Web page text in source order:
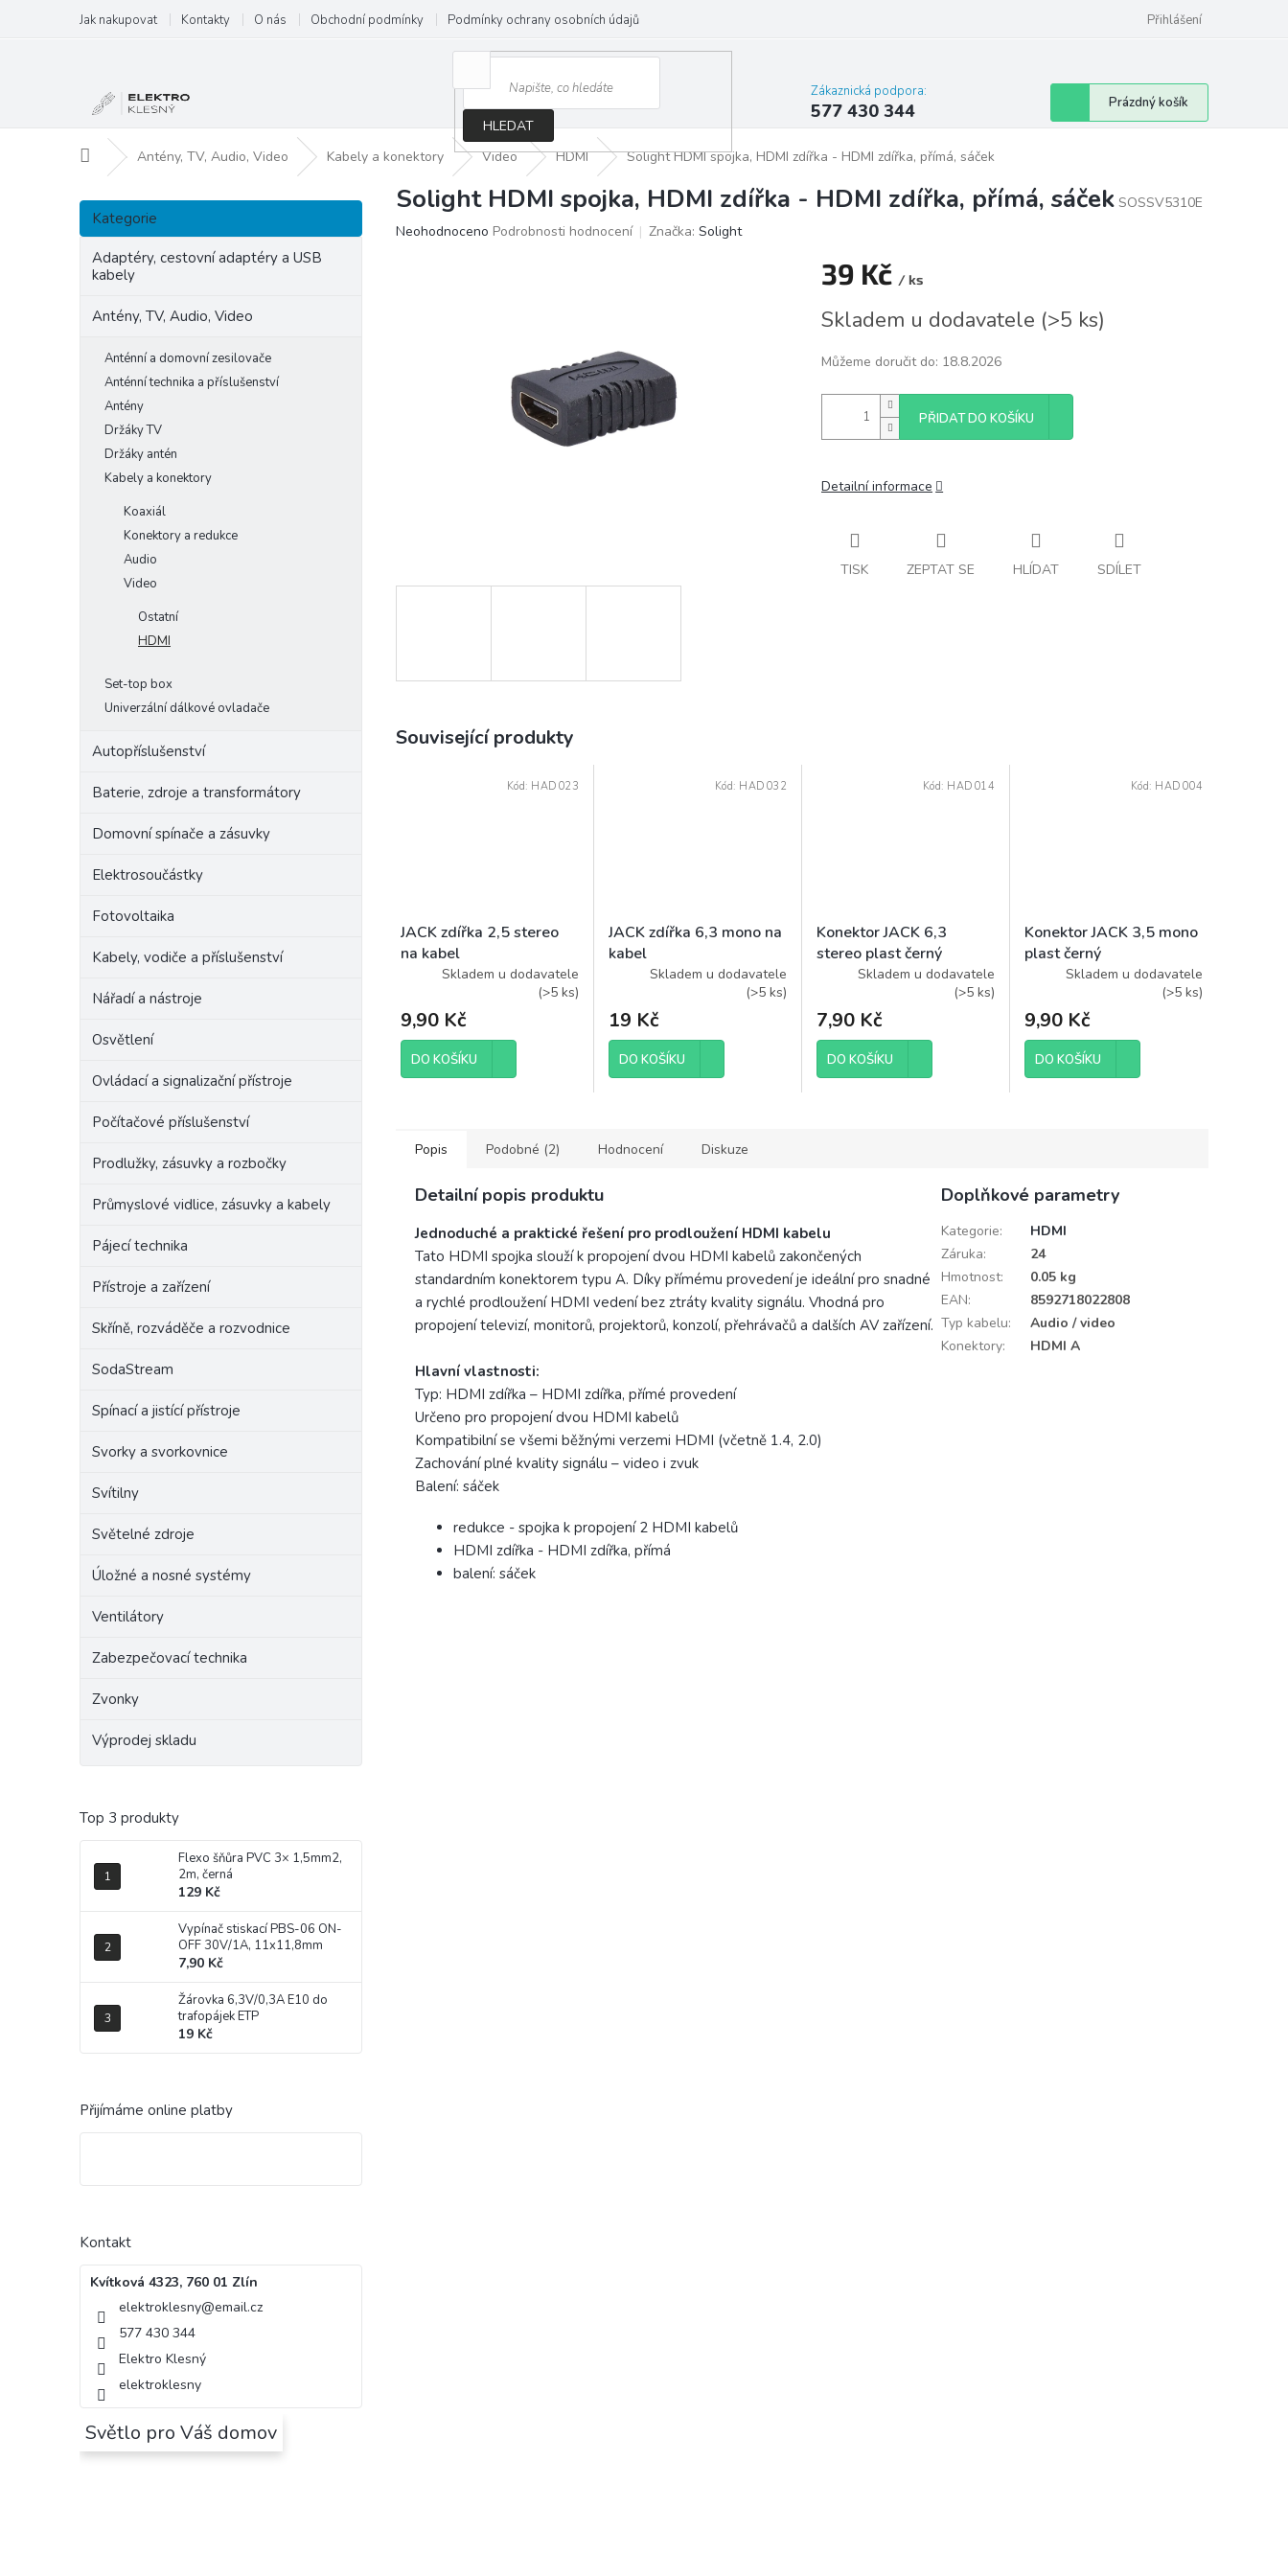
obsah
Jak nakupovat Kontakty O nás Obchodní podmínky Podmínky ochrany osobních údajů Přihlášení
HLEDAT
Zákaznická podpora:
577 430 344
Nákupní
košík
Prázdný košík
Domů Antény, TV, Audio, Video Kabely a konektory Video HDMI Solight HDMI spojka, HDMI zdířka - HDMI zdířka, přímá, sáček
P
s
Přeskočit
kategorie
Kategorie
Adaptéry, cestovní adaptéry a USB
kabely
Antény, TV, Audio, Video
Anténní a domovní zesilovače
Anténní technika a příslušenství
Antény
Držáky TV
Držáky antén
Kabely a konektory
Koaxiál
Konektory a redukce
Audio
Video
Ostatní
HDMI
Set-top box
Univerzální dálkové ovladače
Autopříslušenství
Baterie, zdroje a transformátory
Domovní spínače a zásuvky
Elektrosoučástky
Fotovoltaika
Kabely, vodiče a příslušenství
Nářadí a nástroje
Osvětlení
Ovládací a signalizační přístroje
Počítačové příslušenství
Prodlužky, zásuvky a rozbočky
Průmyslové vidlice, zásuvky a kabely
Pájecí technika
Přístroje a zařízení
Skříně, rozváděče a rozvodnice
SodaStream
Spínací a jistící přístroje
Svorky a svorkovnice
Svítilny
Světelné zdroje
Úložné a nosné systémy
Ventilátory
Zabezpečovací technika
Zvonky
Výprodej skladu
Top 3 produkty
Flexo šňůra PVC 3× 1,5mm2,
2m, černá
129 Kč
Vypínač stiskací PBS-06 ON-
OFF 30V/1A, 11x11,8mm
7,90 Kč
Žárovka 6,3V/0,3A E10 do
trafopájek ETP
19 Kč
Přijímáme online platby
Kontakt
Kvítková 4323, 760 01 Zlín
elektroklesny@email.cz
577 430 344
Elektro Klesný
elektroklesny
Světlo pro Váš domov
Solight HDMI spojka, HDMI zdířka - HDMI zdířka, přímá, sáček SOSSV5310E
Průměrné
Neohodnoceno Podrobnosti hodnocení Značka: Solight
39 Kč / ks
cena:
Skladem u dodavatele (>5 ks)
Můžeme doručit do: 18.8.2026
PŘIDAT DO KOŠÍKU
Detailní informace
TISK ZEPTAT SE HLÍDAT SDÍLET
Související produkty
JACK zdířka 2,5 stereo
na kabel
Skladem u dodavatele
(>5 ks)
9,90 Kč
DO KOŠÍKU
Kód: HAD023
JACK zdířka 6,3 mono na
kabel
Skladem u dodavatele
(>5 ks)
19 Kč
DO KOŠÍKU
Kód: HAD032
Konektor JACK 6,3
stereo plast černý
Skladem u dodavatele
(>5 ks)
7,90 Kč
DO KOŠÍKU
Kód: HAD014
Konektor JACK 3,5 mono
plast černý
Skladem u dodavatele
(>5 ks)
9,90 Kč
DO KOŠÍKU
Kód: HAD004
Popis Podobné (2) Hodnocení Diskuze
Detailní popis produktu
Jednoduché a praktické řešení pro prodloužení HDMI kabelu
Tato HDMI spojka slouží k propojení dvou HDMI kabelů zakončených
standardním konektorem typu A. Díky přímému provedení je ideální pro snadné
a rychlé prodloužení HDMI vedení bez ztráty kvality signálu. Vhodná pro
propojení televizí, monitorů, projektorů, konzolí, přehrávačů a dalších AV zařízení.
Hlavní vlastnosti:
Typ: HDMI zdířka – HDMI zdířka, přímé provedení
Určeno pro propojení dvou HDMI kabelů
Kompatibilní se všemi běžnými verzemi HDMI (včetně 1.4, 2.0)
Zachování plné kvality signálu – video i zvuk
Balení: sáček
redukce - spojka k propojení 2 HDMI kabelů
HDMI zdířka - HDMI zdířka, přímá
balení: sáček
Doplňkové parametry
Kategorie:
HDMI
Záruka:
24
Hmotnost:
0.05 kg
EAN:
8592718022808
Typ kabelu:
Audio / video
Konektory: HDMI A